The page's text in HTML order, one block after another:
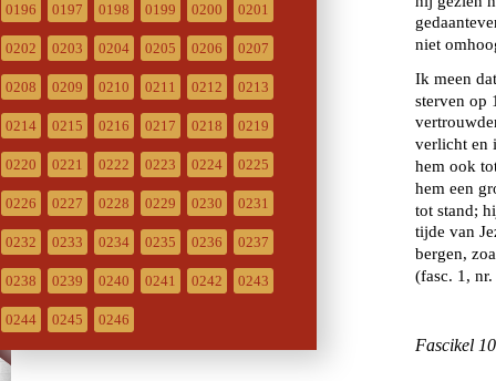
0196 0197 0198 0199 0200 0201
0202 0203 0204 0205 0206 0207
0208 0209 0210 0211 0212 0213
0214 0215 0216 0217 0218 0219
0220 0221 0222 0223 0224 0225
0226 0227 0228 0229 0230 0231
0232 0233 0234 0235 0236 0237
0238 0239 0240 0241 0242 0243
0244 0245 0246